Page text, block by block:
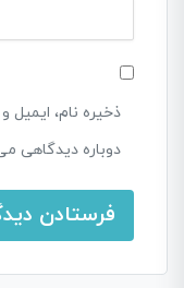
ذخیره نام، ایمیل
دوباره دیدگاهی